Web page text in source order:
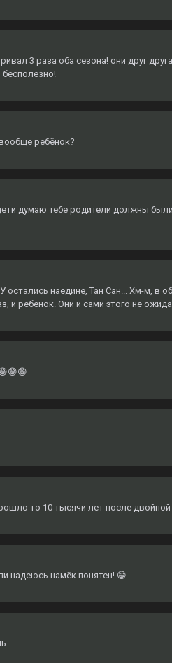
3 раза оба сезона! они друг
бесполезно!
ребёнок?
думаю тебе родители должны
остались наедине, Тан Сан... Хм-м, в
и ребенок. Они и сами этого не
то 10 тысячи лет после
надеюсь намёк понятен! 😁